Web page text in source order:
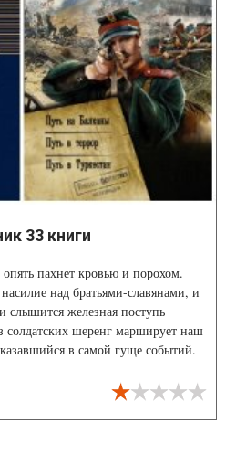
33 книги
пахнет кровью и порохом.
над братьями-славянами, и
слышится железная поступь
шеренг марширует наш
в самой гуще событий.
с тех пор всегда будут